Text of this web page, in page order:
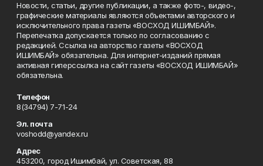
Новости, статьи, другие публикации, а также фото-, видео-,
графические материалы являются объектами авторского и
исключительного права газеты «ВОСХОД ИШИМБАЙ».
Перепечатка допускается только по согласованию с
редакцией. Ссылка на авторство газеты «ВОСХОД
ИШИМБАЙ» обязательна. Для интернет-изданий прямая
активная гиперссылка на сайт газеты «ВОСХОД ИШИМБАЙ»
обязательна.
Телефон
8(34794) 7-71-24
Эл. почта
voshodd@yandex.ru
Адрес
453200, город Ишимбай, ул. Советская, 88